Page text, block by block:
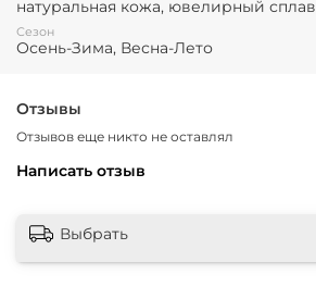
натуральная кожа, ювелирный сплав
Сезон
Осень-Зима, Весна-Лето
Отзывы
Отзывов еще никто не оставлял
Написать отзыв
Выбрать